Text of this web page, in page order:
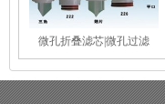
微孔折叠滤芯|微孔过滤